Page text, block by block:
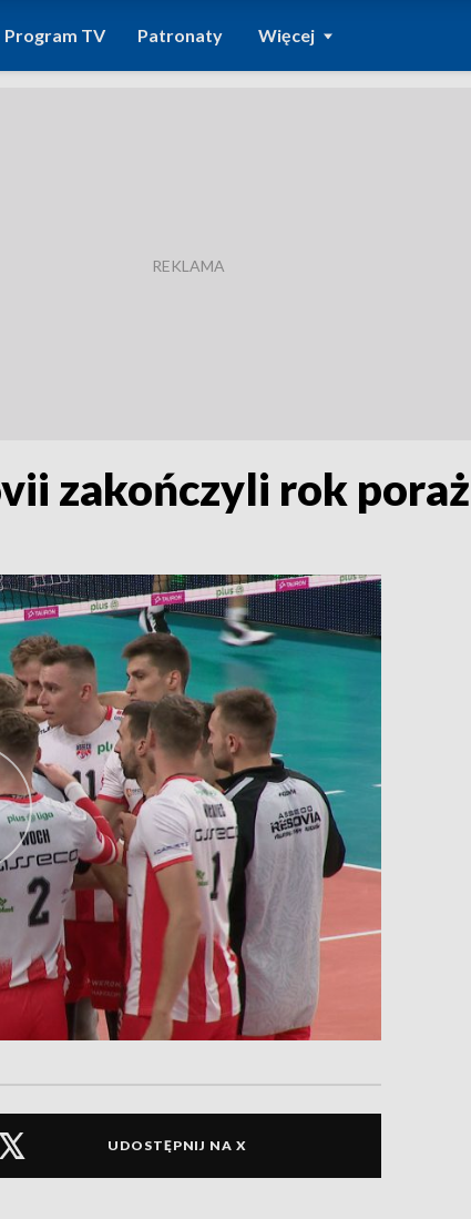
Program TV Patronaty Więcej
zakończyli rok
UDOSTĘPNIJ NA X